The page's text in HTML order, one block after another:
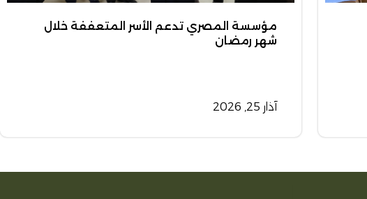
مؤسسة المصري تدعم الأسر المتعففة خلال
شهر رمضان
آذار 25, 2026